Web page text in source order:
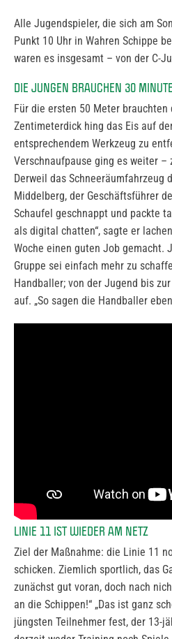
Alle Jugendspieler, die sich am
Punkt 10 Uhr in Wahren Schippe
waren es insgesamt – von der C-
DIE JUNGEN BRAUCHEN 30
Für die ersten 50 Meter
Zentimeterdick hing das Eis auf
entsprechendem Werkzeug zu
Verschnaufpause ging es weiter –
Derweil das Schneeräumfahrzeug
Middelberg, der Geschäftsführer
Schaufel geschnappt und packte
als digital chatten“, sagte er
Woche einen guten Job gemacht.
Gruppe sei einfach mehr zu
Handballer; von der Jugend bis
auf. „So sagen die Handballer
LINIE 11 IST WIEDER AM NETZ
Ziel der Maßnahme: die Linie 11
schicken. Ziemlich sportlich, das
zunächst gut voran, doch nach
an die Schippen!“ „Das ist ganz
jüngsten Teilnehmer fest, der 13-